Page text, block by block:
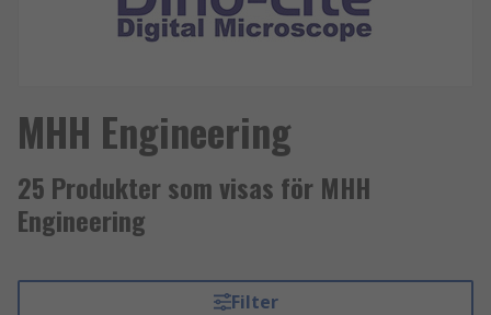
MHH Engineering
25 Produkter som visas för MHH
Engineering
Filter